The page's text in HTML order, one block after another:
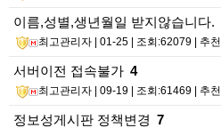
이름,성별,생년월일 받지않습니다.
최고관리자 | 01-25 | 조회:62079 | 추
서버이전 접속불가 4
최고관리자 | 09-19 | 조회:61469 | 추
정보성게시판 정책변경 7